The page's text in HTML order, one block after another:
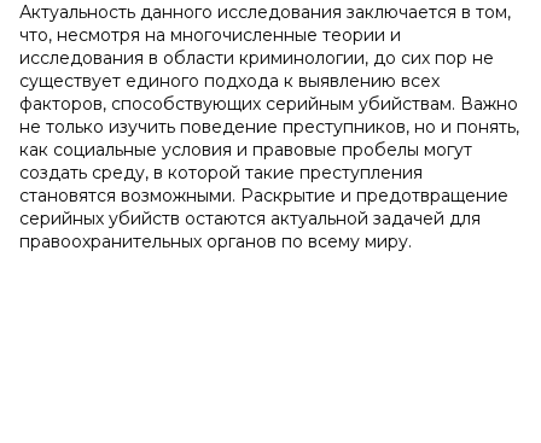
Актуальность данного исследования заключается в том,
что, несмотря на многочисленные теории и
исследования в области криминологии, до сих пор не
существует единого подхода к выявлению всех
факторов, способствующих серийным убийствам. Важно
не только изучить поведение преступников, но и понять,
как социальные условия и правовые пробелы могут
создать среду, в которой такие преступления
становятся возможными. Раскрытие и предотвращение
серийных убийств остаются актуальной задачей для
правоохранительных органов по всему миру.